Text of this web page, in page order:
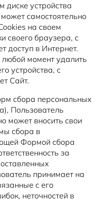
диске устройства
самостоятельно
на своем
своего браузера, с
доступ в Интернет.
момент удалить
устройства, с
Сайт.
сбора персональных
Пользователь
может вносить свои
сбора в
Формой сбора
за
принимает на
с его
неточностей в